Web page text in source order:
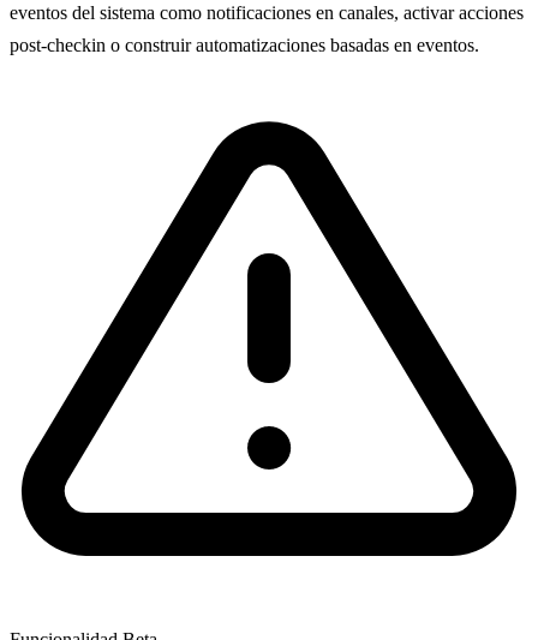
eventos del sistema como notificaciones en canales, activar acciones
post-checkin o construir automatizaciones basadas en eventos.